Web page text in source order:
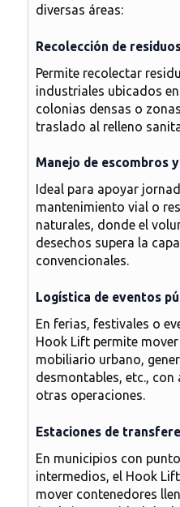
diversas áreas:
Recolección de
Permite recolectar
industriales ubicados
colonias densas o
traslado al relleno
Manejo de escombros
Ideal para apoyar
mantenimiento vial o
naturales, donde el
desechos supera la
convencionales.
Logística de eventos
En ferias, festivales o
Hook Lift permite
mobiliario urbano,
desmontables, etc.,
otras operaciones.
Estaciones de
En municipios con
intermedios, el Hook
mover contenedores